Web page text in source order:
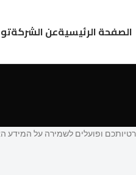
الصفحة الرئيسيةعن الشركة